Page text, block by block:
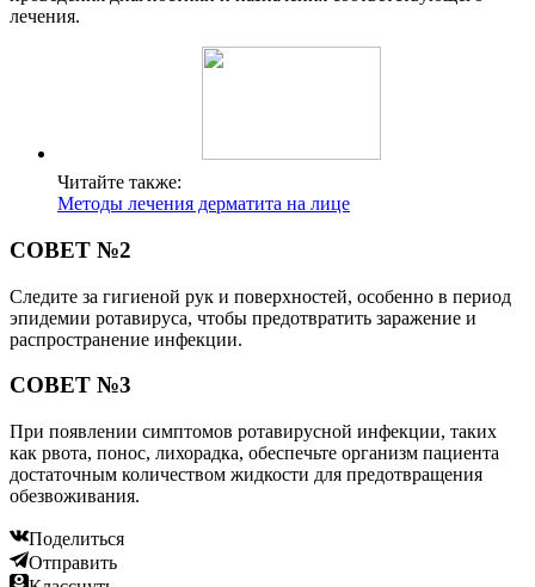
лечения.
Читайте также:
Методы лечения дерматита на лице
СОВЕТ №2
Следите за гигиеной рук и поверхностей, особенно в период
эпидемии ротавируса, чтобы предотвратить заражение и
распространение инфекции.
СОВЕТ №3
При появлении симптомов ротавирусной инфекции, таких
как рвота, понос, лихорадка, обеспечьте организм пациента
достаточным количеством жидкости для предотвращения
обезвоживания.
Поделиться
Отправить